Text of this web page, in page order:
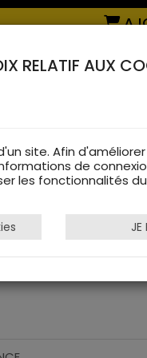
commande !
ACCESSOIRES
RELATIF AUX
site. Afin
de
les fonctionnalités
JE